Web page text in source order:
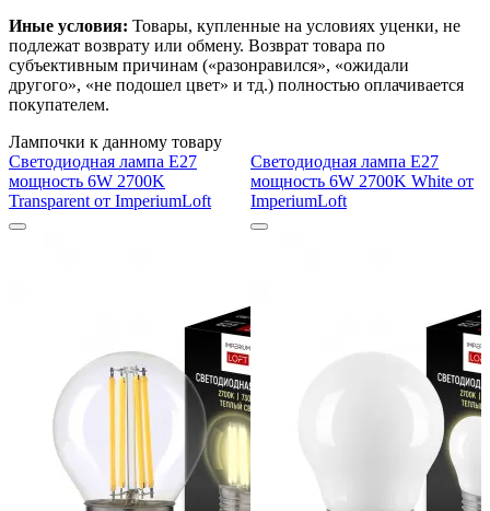
Иные условия: Товары, купленные на условиях уценки, не
подлежат возврату или обмену. Возврат товара по
субъективным причинам («разонравился», «ожидали
другого», «не подошел цвет» и тд.) полностью оплачивается
покупателем.
Лампочки к данному товару
Светодиодная лампа E27
мощность 6W 2700K
Transparent от ImperiumLoft
Светодиодная лампа E27
мощность 6W 2700K White от
ImperiumLoft